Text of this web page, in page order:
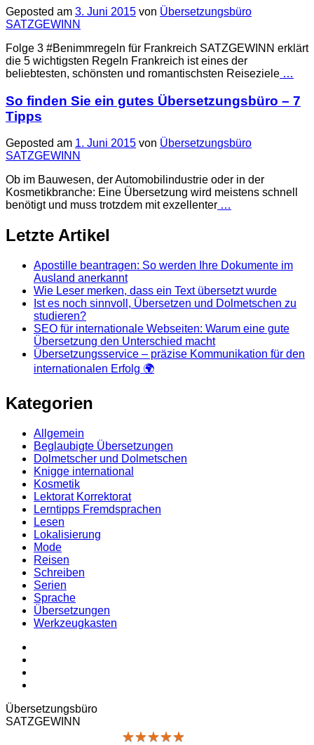
Geposted am 3. Juni 2015 von Übersetzungsbüro
SATZGEWINN
Folge 3 #Benimmregeln für Frankreich SATZGEWINN erklärt
die 5 wichtigsten Regeln Frankreich ist eines der
beliebtesten, schönsten und romantischsten Reiseziele …
So finden Sie ein gutes Übersetzungsbüro – 7
Tipps
Geposted am 1. Juni 2015 von Übersetzungsbüro
SATZGEWINN
Ob im Bauwesen, der Automobilindustrie oder in der
Kosmetikbranche: Eine Übersetzung wird meistens schnell
benötigt und muss trotzdem mit exzellenter …
Letzte Artikel
Apostille beantragen: So werden Ihre Dokumente im
Ausland anerkannt
Wie Leser merken, dass ein Text übersetzt wurde
Ist es noch sinnvoll, Übersetzen und Dolmetschen zu
studieren?
SEO für internationale Webseiten: Warum eine gute
Übersetzung den Unterschied macht
Übersetzungsservice – präzise Kommunikation für den
internationalen Erfolg 🌍
Kategorien
Allgemein
Beglaubigte Übersetzungen
Dolmetscher und Dolmetschen
Knigge international
Kosmetik
Lektorat Korrektorat
Lerntipps Fremdsprachen
Lesen
Lokalisierung
Mode
Reisen
Schreiben
Serien
Sprache
Übersetzungen
Werkzeugkasten
Übersetzungs­büro
SATZGEWINN
★★★★★
★★★★★